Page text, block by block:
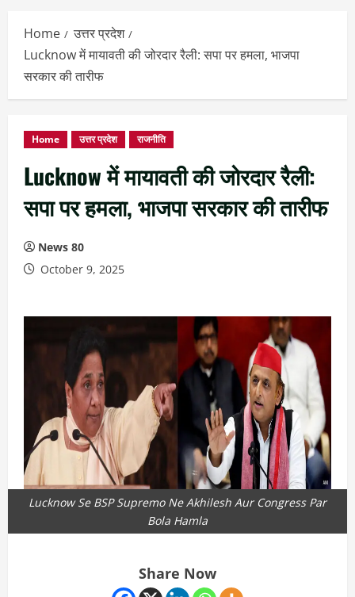
Home
उत्तर प्रदेश
Lucknow में मायावती की जोरदार रैली: सपा पर हमला, भाजपा
सरकार की तारीफ
Home उत्तर प्रदेश राजनीति
Lucknow में मायावती की जोरदार रैली:
सपा पर हमला, भाजपा सरकार की तारीफ
News 80
October 9, 2025
Lucknow Se BSP Supremo Ne Akhilesh Aur Congress Par
Bola Hamla
Share Now